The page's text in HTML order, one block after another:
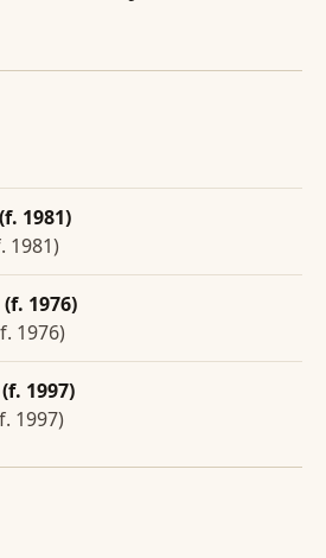
1981)
1981)
1976)
1976)
1997)
1997)